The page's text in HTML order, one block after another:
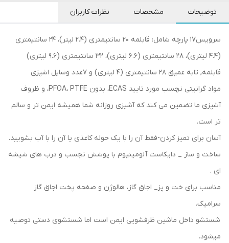
توضیحات مشخصات نظرات کاربران
سرویس17 پارچه شامل: قابلمه 20 سانتیمتری (2.4 لیتر)، 24 سانتیمتری
(4.4 لیتری)، 28 سانتیمتری (6.6 لیتری)، 32 سانتیمتری (9.6 لیتری)
قابلمه, تابه عمیق 28 سانتیمتری (4 لیتری) و ۷عدد وسایل اشپزی
مواد گرانیتی نچسب مورد تایید ECAS، بدون PFOA، PTFE، و ظروف
آشپزی ما تضمین می کند که آشپزی روزانه شما همیشه ایمن تر و سالم
تر است.
آسان برای تمیز کردن-فقط آن را با یک حوله کاغذی یا آن را با آب بشویید.
ساخت و ساز _ دایکاست آلومینیوم با پوشش نچسب و درب های شیشه
ای .
مناسب برای خت و پز_ اجاق گاز، هالوژن و صفحه پخت اجاق گاز
سرامیک.
شستشو داخل ماشین ظرفشویی ایمن است اما شستشوی دستی توصیه
میشود.